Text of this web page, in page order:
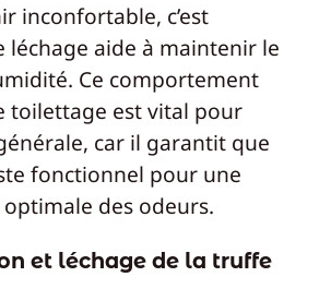
inconfortable, c’est
léchage aide à maintenir le
Ce comportement
toilettage est vital pour
car il garantit que
fonctionnel pour une
des odeurs.
et léchage de la truffe